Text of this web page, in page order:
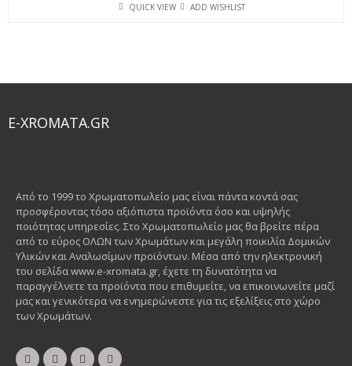
QUICK VIEW ADD WISHLIST
E-XROMATA.GR
Από το 1999 το Χρωματοπωλείο μας είναι πάντα κοντά σας
προσφέροντας τόσο αξιόπιστα προϊόντα όσο και υψηλής
ποιότητας υπηρεσίες. Στο Χρωματοπωλείο μας θα βρείτε πέρα
από το εύρος ΟΛΩΝ των Χρωμάτων και μεγάλη ποικιλία Δομικών
Υλικών και Αναλωσίμων προϊόντων. Μέσα από την ηλεκτρονική
του σελίδα www.e-xromata.gr, έχετε τη δυνατότητα να
παραγγέλνετε τα προϊόντα που επιθυμείτε, να επικοινωνείτε μαζί
μας και γενικότερα να ενημερώνεστε για τις εξελίξεις στο χώρο
των Χρωμάτων.